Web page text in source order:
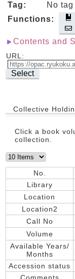
Tag:
No
Functions:
Contents and
URL:
Select
Collective
Click a book
collection.
No.
Library
Location
Location2
Call No
Volume
Available Years/
Months
Accession status